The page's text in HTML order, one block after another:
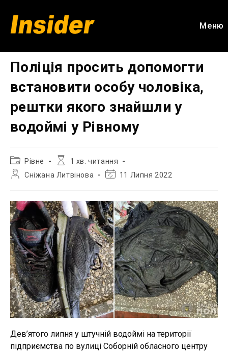
вмісту
Меню
Поліція просить допомогти
встановити особу чоловіка,
рештки якого знайшли у
водоймі у Рівному
Категорія
запису:
Рівне
Час
1 хв. читання
АвторСніжана Литвінова
Остання11 Липня 2022
Дев’ятого липня у штучній водоймі на території
підприємства по вулиці Соборній обласного центру